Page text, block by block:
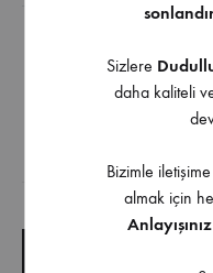
Su geçirmez kağıt
Uzun ömürlüdür ve
Alüminyum oksit
Sizlere
daha kaliteli
Bizimle
almak için